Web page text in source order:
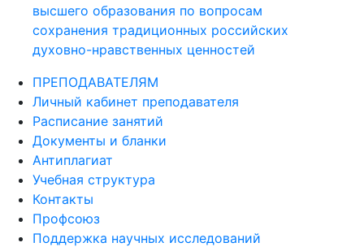
высшего образования по вопросам
сохранения традиционных российских
духовно-нравственных ценностей
ПРЕПОДАВАТЕЛЯМ
Личный кабинет преподавателя
Расписание занятий
Документы и бланки
Антиплагиат
Учебная структура
Контакты
Профсоюз
Поддержка научных исследований